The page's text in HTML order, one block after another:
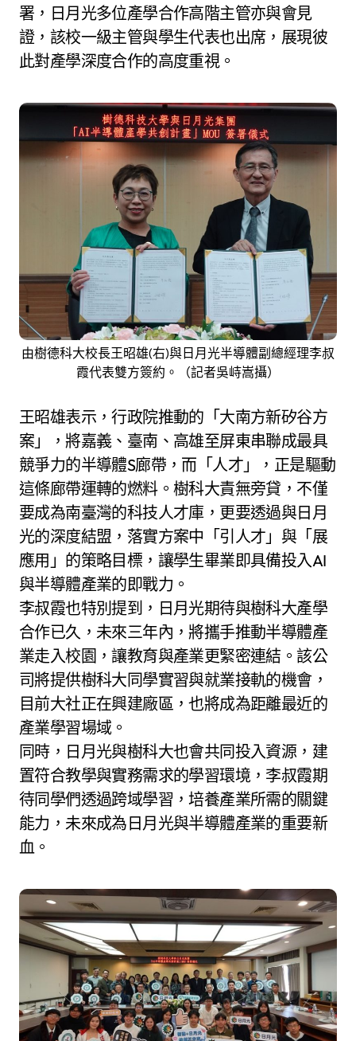
署，日月光多位產學合作高階主管亦與會見
證，該校一級主管與學生代表也出席，展現彼
此對產學深度合作的高度重視。
由樹德科大校長王昭雄(右)與日月光半導體副總經理李叔
霞代表雙方簽約。（記者吳峙嵩攝）
王昭雄表示，行政院推動的「大南方新矽谷方
案」，將嘉義、臺南、高雄至屏東串聯成最具
競爭力的半導體S廊帶，而「人才」，正是驅動
這條廊帶運轉的燃料。樹科大責無旁貸，不僅
要成為南臺灣的科技人才庫，更要透過與日月
光的深度結盟，落實方案中「引人才」與「展
應用」的策略目標，讓學生畢業即具備投入AI
與半導體產業的即戰力。
李叔霞也特別提到，日月光期待與樹科大產學
合作已久，未來三年內，將攜手推動半導體產
業走入校園，讓教育與產業更緊密連結。該公
司將提供樹科大同學實習與就業接軌的機會，
目前大社正在興建廠區，也將成為距離最近的
產業學習場域。
同時，日月光與樹科大也會共同投入資源，建
置符合教學與實務需求的學習環境，李叔霞期
待同學們透過跨域學習，培養產業所需的關鍵
能力，未來成為日月光與半導體產業的重要新
血。